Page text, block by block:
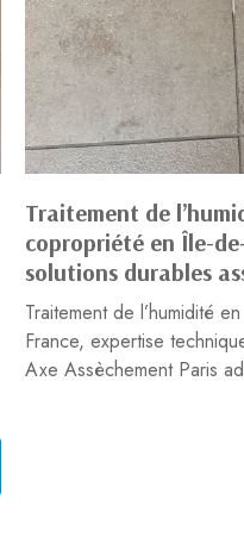
Traitement de
copropriété en Île-
solutions durables
Traitement de l’humidité
France, expertise
Axe Assèchement Paris